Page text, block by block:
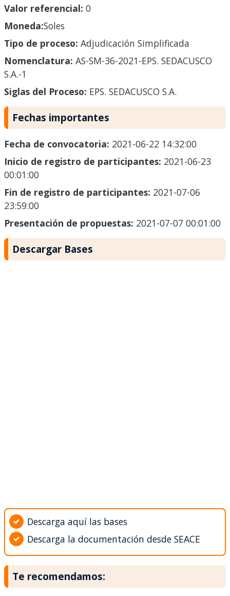
Valor referencial: 0
Moneda:Soles
Tipo de proceso: Adjudicación Simplificada
Nomenclatura: AS-SM-36-2021-EPS. SEDACUSCO
S.A.-1
Siglas del Proceso: EPS. SEDACUSCO S.A.
Fechas importantes
Fecha de convocatoria: 2021-06-22 14:32:00
Inicio de registro de participantes: 2021-06-23
00:01:00
Fin de registro de participantes: 2021-07-06
23:59:00
Presentación de propuestas: 2021-07-07 00:01:00
Descargar Bases
Descarga aquí las bases
Descarga la documentación desde SEACE
Te recomendamos: